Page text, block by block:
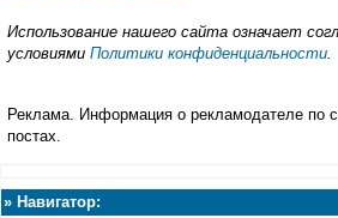
Использование нашего сайта означает
условиями Политики конфиденциальности
Реклама. Информация о рекламодателе по
постах.
» Навигатор: